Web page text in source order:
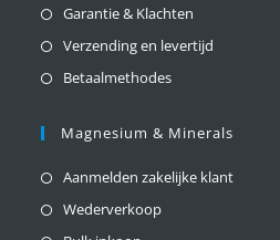
Garantie & Klachten
Verzending en levertijd
Betaalmethodes
Magnesium & Minerals
Aanmelden zakelijke klant
Wederverkoop